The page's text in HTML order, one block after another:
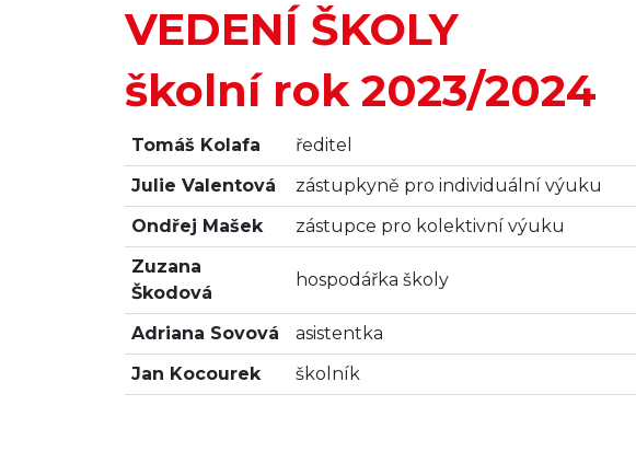
VEDENÍ ŠKOLY
školní rok 2023/2024
Tomáš Kolafa ředitel
Julie Valentová
zástupkyně pro individuální výuku
Ondřej Mašek
zástupce pro kolektivní výuku
Zuzana
Škodová
hospodářka školy
Adriana Sovová asistentka
Jan Kocourek
školník